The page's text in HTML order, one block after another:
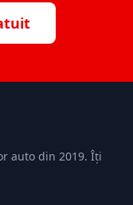
auto din 2019. Îți